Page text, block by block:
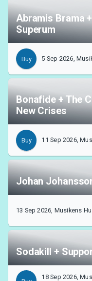
Abramis Brama
Superum
Buy 5 Sep 2026,
Bonafide + The
New Crises
Buy 11 Sep 2026,
Johan
13 Sep 2026, Musikens
Sodakill +
18 Sep 2026,